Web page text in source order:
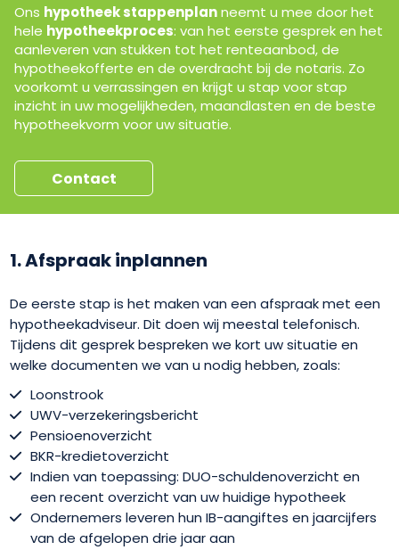
Ons hypotheek stappenplanneemt u mee door het
hele hypotheekproces: van het eerste gesprek en het
aanleveren van stukken tot het renteaanbod, de
hypotheekofferte en de overdracht bij de notaris. Zo
voorkomt u verrassingen en krijgt u stap voor stap
inzicht in uw mogelijkheden, maandlasten en de beste
hypotheekvorm voor uw situatie.
Contact
1. Afspraak inplannen
De eerste stap is het maken van een afspraak met een
hypotheekadviseur. Dit doen wij meestal telefonisch.
Tijdens dit gesprek bespreken we kort uw situatie en
welke documenten we van u nodig hebben, zoals:
Loonstrook
UWV-verzekeringsbericht
Pensioenoverzicht
BKR-kredietoverzicht
Indien van toepassing: DUO-schuldenoverzicht en
een recent overzicht van uw huidige hypotheek
Ondernemers leveren hun IB-aangiftes en jaarcijfers
van de afgelopen drie jaar aan